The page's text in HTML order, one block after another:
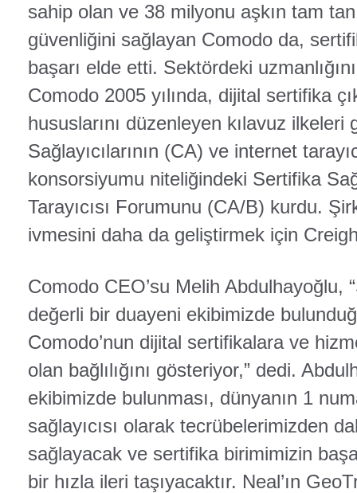
sahip olan ve 38 milyonu aşkın tam
güvenliğini sağlayan Comodo da,
başarı elde etti. Sektördeki
Comodo 2005 yılında, dijital sertifika
hususlarını düzenleyen kılavuz
Sağlayıcılarının (CA) ve internet
konsorsiyumu niteliğindeki Sertifika
Tarayıcısı Forumunu (CA/B) kurdu.
ivmesini daha da geliştirmek için
Comodo CEO’su Melih Abdulhayoğlu,
değerli bir duayeni ekibimizde
Comodo’nun dijital sertifikalara ve
olan bağlılığını gösteriyor,” dedi.
ekibimizde bulunması, dünyanın 1
sağlayıcısı olarak tecrübelerimizden
sağlayacak ve sertifika birimimizin
bir hızla ileri taşıyacaktır. Neal’ın